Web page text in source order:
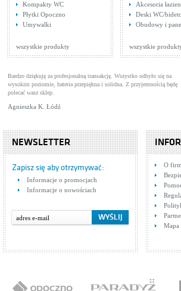
Cena: 1 531,00 zł
Tres
Cena: 2
Baterie
Cena: 1
Kompakty WC
Płytki Opoczno
Umywalki
wszystkie produkty
Akcesoria
Deski WC/
Obudowy i
wszystkie
Bardzo dziękuję za profesjonalną transakcję. Wszystko odbyło się na
wysokim poziomie, bateria przepiękna i solidna. Z przyjemnością będę
polecać wasz sklep.
Agnieszka K. Łódź
NEWSLETTER
Zapisz się aby otrzymywać:
Informacje o promocjach
Informacje o nowościach
O
Mapa